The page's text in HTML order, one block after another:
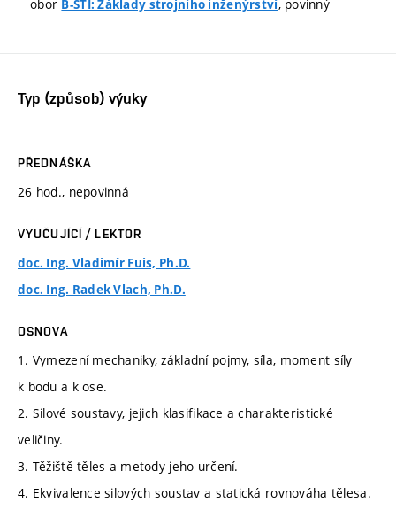
obor B-STI: Základy strojního inženýrství, povinný
Typ (způsob) výuky
PŘEDNÁŠKA
26 hod., nepovinná
VYUČUJÍCÍ / LEKTOR
doc. Ing. Vladimír Fuis, Ph.D.
doc. Ing. Radek Vlach, Ph.D.
OSNOVA
1. Vymezení mechaniky, základní pojmy, síla, moment síly
k bodu a k ose.
2. Silové soustavy, jejich klasifikace a charakteristické
veličiny.
3. Těžiště těles a metody jeho určení.
4. Ekvivalence silových soustav a statická rovnováha tělesa.